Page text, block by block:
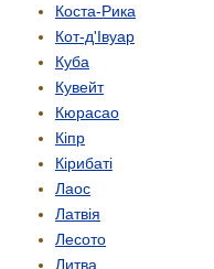
Коста-Рика
Кот-д'Івуар
Куба
Кувейт
Кюрасао
Кіпр
Кірибаті
Лаос
Латвія
Лесото
Литва